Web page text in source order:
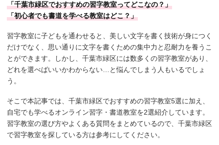
「千葉市緑区でおすすめの習字教室ってどこなの？」
「初心者でも書道を学べる教室はどこ？」
習字教室に子どもを通わせると、美しい文字を書く技術が身につく
だけでなく、思い通りに文字を書くための集中力と忍耐力を養うこ
とができます。しかし、千葉市緑区には数多くの習字教室があり、
どれを選べばいいかわからない…と悩んでしまう人もいるでしょ
う。
そこで本記事では、千葉市緑区でおすすめの習字教室5選に加え、
自宅でも学べるオンライン習字・書道教室を2選紹介しています。
習字教室の選び方やよくある質問をまとめているので、千葉市緑区
で習字教室を探している方は参考にしてください。